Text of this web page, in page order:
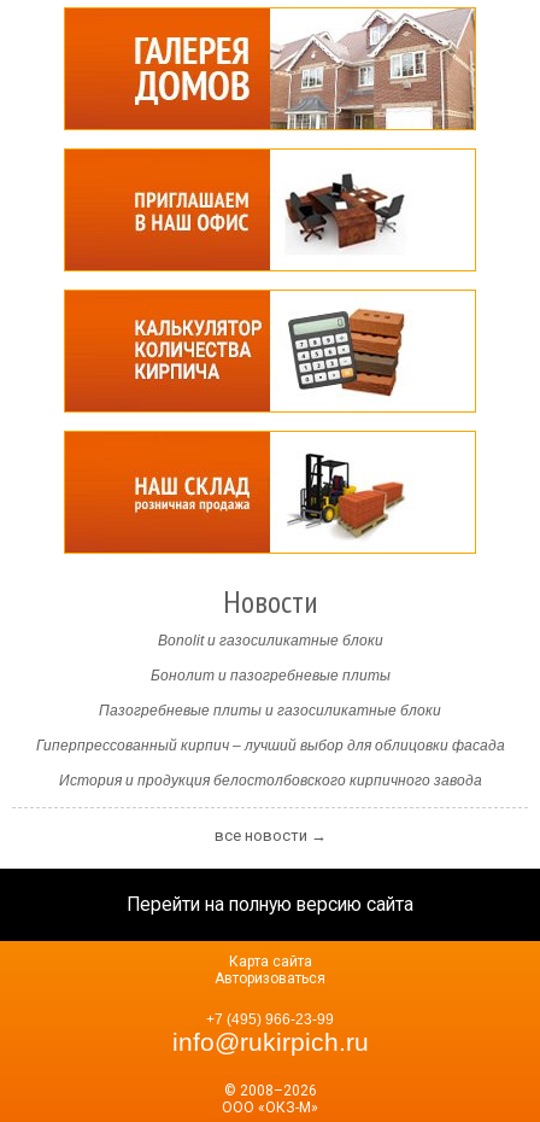
Новости
Bonolit и газосиликатные блоки
Бонолит и пазогребневые плиты
Пазогребневые плиты и газосиликатные блоки
Гиперпрессованный кирпич – лучший выбор для облицовки фасада
История и продукция белостолбовского кирпичного завода
все новости →
Перейти на полную версию сайта
© 2008–2026
ООО «ОКЗ-М»
+7 (495) 966-23-99
info@rukirpich.ru
Карта сайта
Авторизоваться